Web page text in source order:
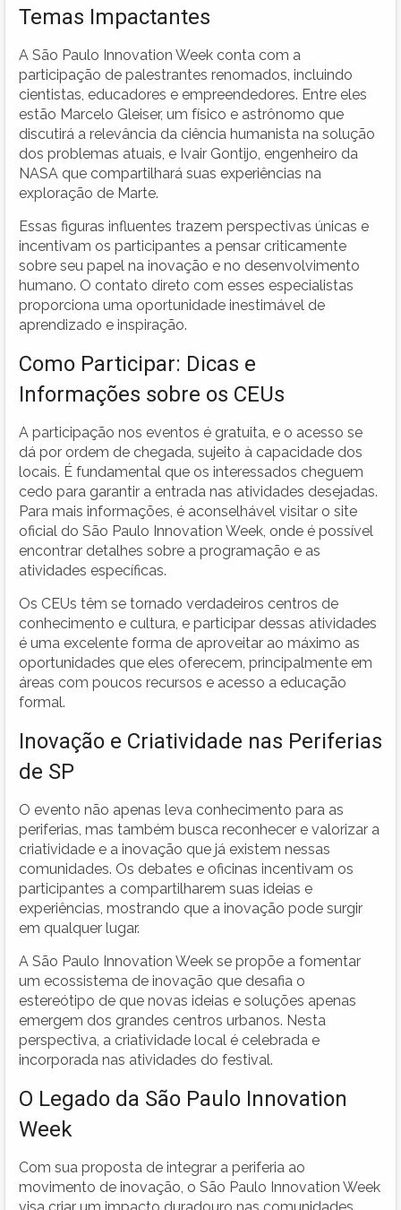
Temas Impactantes
A São Paulo Innovation Week conta com a
participação de palestrantes renomados, incluindo
cientistas, educadores e empreendedores. Entre eles
estão Marcelo Gleiser, um físico e astrônomo que
discutirá a relevância da ciência humanista na solução
dos problemas atuais, e Ivair Gontijo, engenheiro da
NASA que compartilhará suas experiências na
exploração de Marte.
Essas figuras influentes trazem perspectivas únicas e
incentivam os participantes a pensar criticamente
sobre seu papel na inovação e no desenvolvimento
humano. O contato direto com esses especialistas
proporciona uma oportunidade inestimável de
aprendizado e inspiração.
Como Participar: Dicas e
Informações sobre os CEUs
A participação nos eventos é gratuita, e o acesso se
dá por ordem de chegada, sujeito à capacidade dos
locais. É fundamental que os interessados cheguem
cedo para garantir a entrada nas atividades desejadas.
Para mais informações, é aconselhável visitar o site
oficial do São Paulo Innovation Week, onde é possível
encontrar detalhes sobre a programação e as
atividades específicas.
Os CEUs têm se tornado verdadeiros centros de
conhecimento e cultura, e participar dessas atividades
é uma excelente forma de aproveitar ao máximo as
oportunidades que eles oferecem, principalmente em
áreas com poucos recursos e acesso a educação
formal.
Inovação e Criatividade nas Periferias
de SP
O evento não apenas leva conhecimento para as
periferias, mas também busca reconhecer e valorizar a
criatividade e a inovação que já existem nessas
comunidades. Os debates e oficinas incentivam os
participantes a compartilharem suas ideias e
experiências, mostrando que a inovação pode surgir
em qualquer lugar.
A São Paulo Innovation Week se propõe a fomentar
um ecossistema de inovação que desafia o
estereótipo de que novas ideias e soluções apenas
emergem dos grandes centros urbanos. Nesta
perspectiva, a criatividade local é celebrada e
incorporada nas atividades do festival.
O Legado da São Paulo Innovation
Week
Com sua proposta de integrar a periferia ao
movimento de inovação, o São Paulo Innovation Week
visa criar um impacto duradouro nas comunidades